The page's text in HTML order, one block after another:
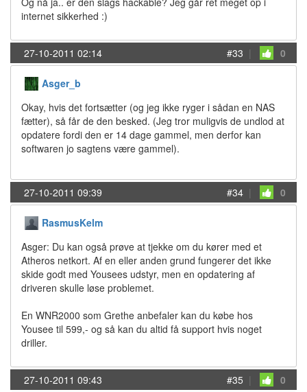
internet sikkerhed :)
27-10-2011 02:14 #33 | 0
Asger_b
Okay, hvis det fortsætter (og jeg ikke ryger i sådan en NAS
fætter), så får de den besked. (Jeg tror muligvis de undlod at
opdatere fordi den er 14 dage gammel, men derfor kan
softwaren jo sagtens være gammel).
27-10-2011 09:39 #34 | 0
RasmusKelm
Asger: Du kan også prøve at tjekke om du kører med et
Atheros netkort. Af en eller anden grund fungerer det ikke
skide godt med Yousees udstyr, men en opdatering af
driveren skulle løse problemet.
En WNR2000 som Grethe anbefaler kan du købe hos
Yousee til 599,- og så kan du altid få support hvis noget
driller.
27-10-2011 09:43 #35 | 0